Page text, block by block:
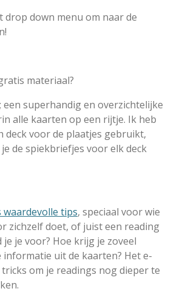
drop down menu om naar de
materiaal?
; een superhandig en overzichtelijke
alle kaarten op een rijtje. Ik heb
deck voor de plaatjes gebruikt,
de spiekbriefjes voor elk deck
waardevolle tips, speciaal voor wie
zichzelf doet, of juist een reading
je voor? Hoe krijg je zoveel
uit de kaarten? Het e-
om je readings nog dieper te